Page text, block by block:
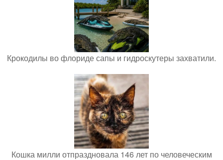
Крокодилы во флориде сапы и гидроскутеры захватили.
Кошка милли отпраздновала 146 лет по человеческим